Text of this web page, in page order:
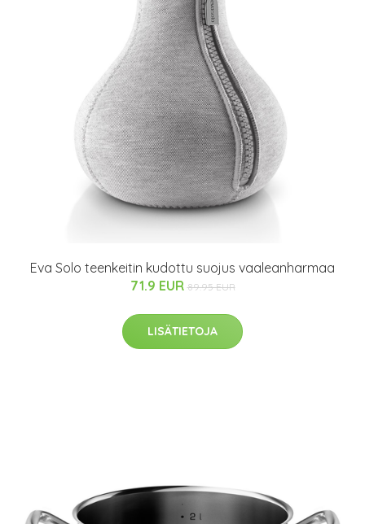
Eva Solo teenkeitin kudottu suojus vaaleanharmaa
71.9 EUR 89.95 EUR
LISÄTIETOJA